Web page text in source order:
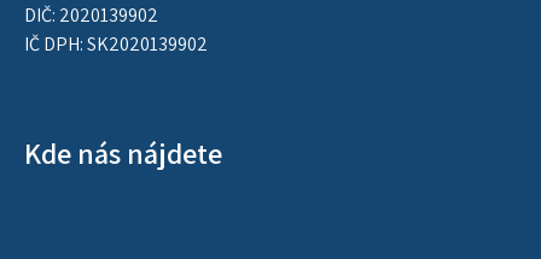
DIČ: 2020139902
IČ DPH: SK2020139902
Kde nás nájdete